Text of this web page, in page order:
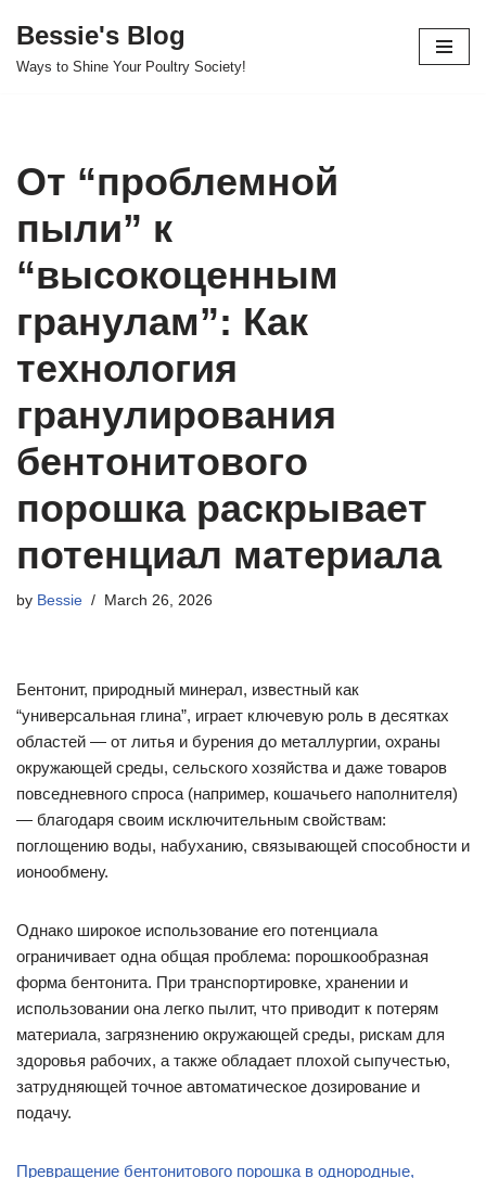
Skip
Bessie's Blog
Ways to Shine Your Poultry Society!
От “проблемной
пыли” к
“высокоценным
гранулам”: Как
технология
гранулирования
бентонитового
порошка раскрывает
потенциал материала
by Bessie March 26, 2026
Бентонит, природный минерал, известный как
“универсальная глина”, играет ключевую роль в десятках
областей — от литья и бурения до металлургии, охраны
окружающей среды, сельского хозяйства и даже товаров
повседневного спроса (например, кошачьего наполнителя)
— благодаря своим исключительным свойствам:
поглощению воды, набуханию, связывающей способности и
ионообмену.
Однако широкое использование его потенциала
ограничивает одна общая проблема: порошкообразная
форма бентонита. При транспортировке, хранении и
использовании она легко пылит, что приводит к потерям
материала, загрязнению окружающей среды, рискам для
здоровья рабочих, а также обладает плохой сыпучестью,
затрудняющей точное автоматическое дозирование и
подачу.
Превращение бентонитового порошка в однородные,